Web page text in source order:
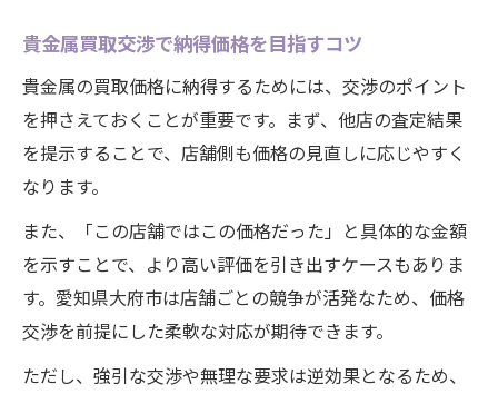
貴金属買取交渉で納得価格を目指すコツ
貴金属の買取価格に納得するためには、交渉のポイント
を押さえておくことが重要です。まず、他店の査定結果
を提示することで、店舗側も価格の見直しに応じやすく
なります。
また、「この店舗ではこの価格だった」と具体的な金額
を示すことで、より高い評価を引き出すケースもありま
す。愛知県大府市は店舗ごとの競争が活発なため、価格
交渉を前提にした柔軟な対応が期待できます。
ただし、強引な交渉や無理な要求は逆効果となるため、